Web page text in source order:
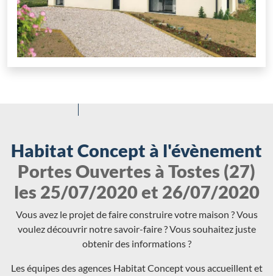
Habitat Concept à l'évènement
Portes Ouvertes à Tostes (27)
les 25/07/2020 et 26/07/2020
Vous avez le projet de faire construire votre maison ? Vous
voulez découvrir notre savoir-faire ? Vous souhaitez juste
obtenir des informations ?
Les équipes des agences Habitat Concept vous accueillent et